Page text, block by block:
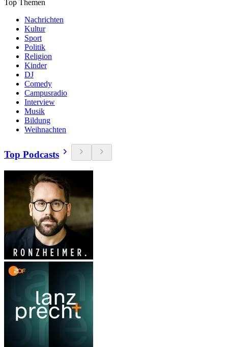
Top Themen
Nachrichten
Kultur
Sport
Politik
Religion
Kinder
DJ
Comedy
Campusradio
Interview
Musik
Bildung
Weihnachten
Top Podcasts